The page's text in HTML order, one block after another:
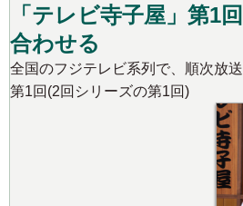
「テレビ寺子屋」第1
合わせる
全国のフジテレビ系列で、順次放
第1回(2回シリーズの第1回)